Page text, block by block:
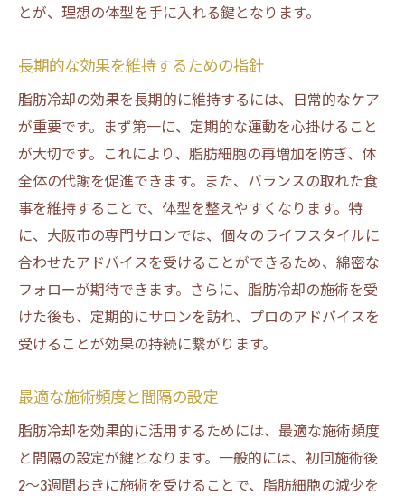
とが、理想の体型を手に入れる鍵となります。
長期的な効果を維持するための指針
脂肪冷却の効果を長期的に維持するには、日常的なケア
が重要です。まず第一に、定期的な運動を心掛けること
が大切です。これにより、脂肪細胞の再増加を防ぎ、体
全体の代謝を促進できます。また、バランスの取れた食
事を維持することで、体型を整えやすくなります。特
に、大阪市の専門サロンでは、個々のライフスタイルに
合わせたアドバイスを受けることができるため、綿密な
フォローが期待できます。さらに、脂肪冷却の施術を受
けた後も、定期的にサロンを訪れ、プロのアドバイスを
受けることが効果の持続に繋がります。
最適な施術頻度と間隔の設定
脂肪冷却を効果的に活用するためには、最適な施術頻度
と間隔の設定が鍵となります。一般的には、初回施術後
2〜3週間おきに施術を受けることで、脂肪細胞の減少を